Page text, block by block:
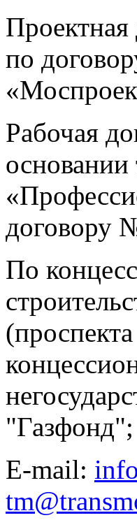
по
Рабочая
основании
договору
По
E-mail: